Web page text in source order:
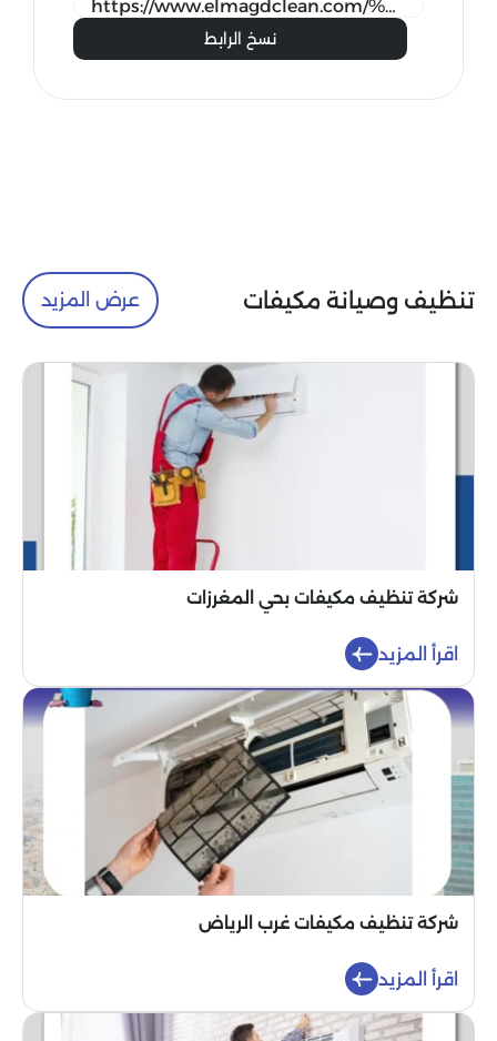
نسخ الرابط
تنظيف وصيانة مكيفات عرض المزيد
شركة تنظيف مكيفات بحي المغرزات
اقرأ المزيد
شركة تنظيف مكيفات غرب الرياض
اقرأ المزيد